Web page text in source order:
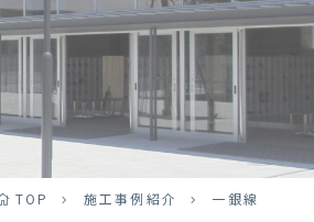
TOP 施工事例紹介 一銀線